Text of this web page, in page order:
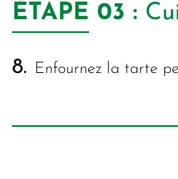
ÉTAPE 03 :
8. Enfournez la tarte